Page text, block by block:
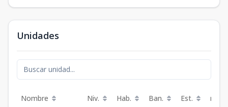
Unidades
Nombre Niv. Hab. Ban. Est. m²